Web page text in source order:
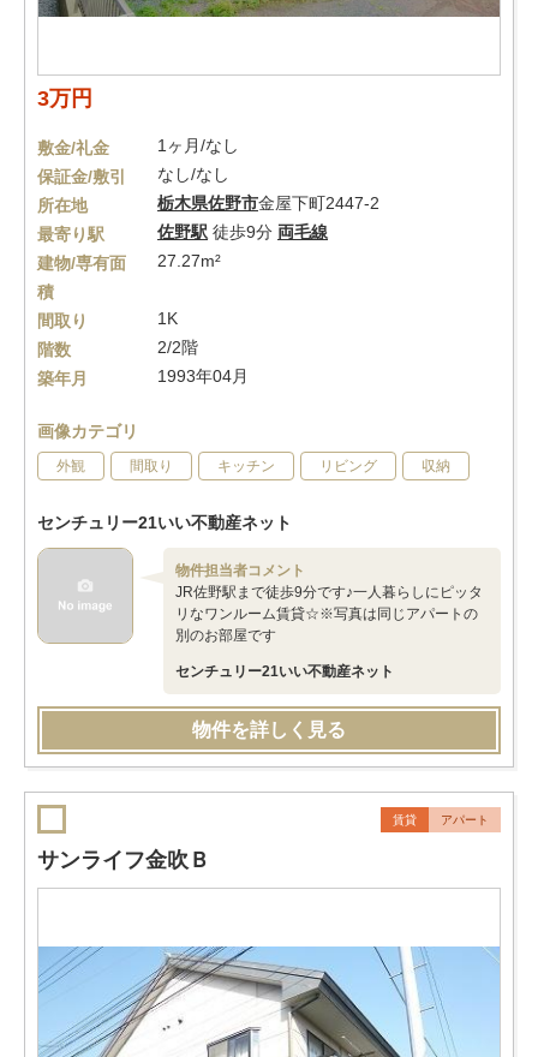
3万円
敷金/礼金
1ヶ月/なし
保証金/敷引
なし/なし
所在地
栃木県佐野市金屋下町2447-2
最寄り駅
佐野駅 徒歩9分 両毛線
建物/専有面
積
27.27m²
間取り
1K
階数
2/2階
築年月
1993年04月
画像カテゴリ
外観 間取り キッチン リビング 収納
センチュリー21いい不動産ネット
物件担当者コメント
JR佐野駅まで徒歩9分です♪一人暮らしにピッタ
リなワンルーム賃貸☆※写真は同じアパートの
別のお部屋です
センチュリー21いい不動産ネット
物件を詳しく見る
賃貸 アパート
サンライフ金吹Ｂ